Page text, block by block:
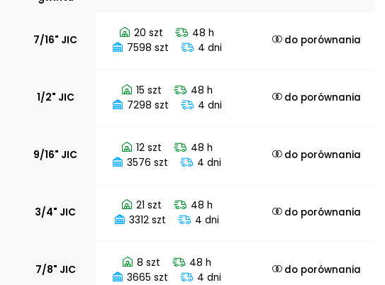
wysokich temperatur
7/16" JIC
20 szt
48 h
7598 szt
4 dni
do porównania
1/2" JIC
15 szt
48 h
7298 szt
4 dni
do porównania
9/16" JIC
12 szt
48 h
3576 szt
4 dni
do porównania
3/4" JIC
21 szt
48 h
3312 szt
4 dni
do porównania
7/8" JIC
8 szt
48 h
3665 szt
4 dni
do porównania